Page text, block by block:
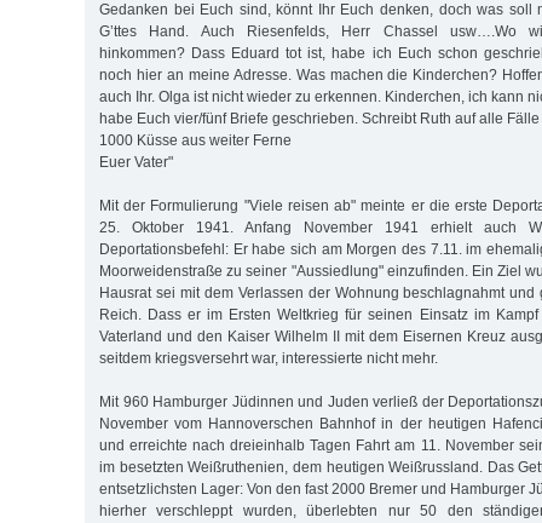
Gedanken bei Euch sind, könnt Ihr Euch denken, doch was soll
G’ttes Hand. Auch Riesenfelds, Herr Chassel usw….Wo
hinkommen? Dass Eduard tot ist, habe ich Euch schon
noch hier an meine Adresse. Was machen die Kinderchen?
auch Ihr. Olga ist nicht wieder zu erkennen. Kinderchen, ich kann
habe Euch vier/fünf Briefe geschrieben. Schreibt Ruth auf alle
1000 Küsse aus weiter Ferne
Euer Vater"
Mit der Formulierung "Viele reisen ab" meinte er die erste
25. Oktober 1941. Anfang November 1941 erhielt auch
Deportationsbefehl: Er habe sich am Morgen des 7.11. im
Moorweidenstraße zu seiner "Aussiedlung" einzufinden. Ein Ziel
Hausrat sei mit dem Verlassen der Wohnung beschlagnahmt
Reich. Dass er im Ersten Weltkrieg für seinen Einsatz im
Vaterland und den Kaiser Wilhelm II mit dem Eisernen Kreuz
seitdem kriegsversehrt war, interessierte nicht mehr.
Mit 960 Hamburger Jüdinnen und Juden verließ der
November vom Hannoverschen Bahnhof in der heutigen
und erreichte nach dreieinhalb Tagen Fahrt am 11. November
im besetzten Weißruthenien, dem heutigen Weißrussland. Das
entsetzlichsten Lager: Von den fast 2000 Bremer und Hamburger
hierher verschleppt wurden, überlebten nur 50 den